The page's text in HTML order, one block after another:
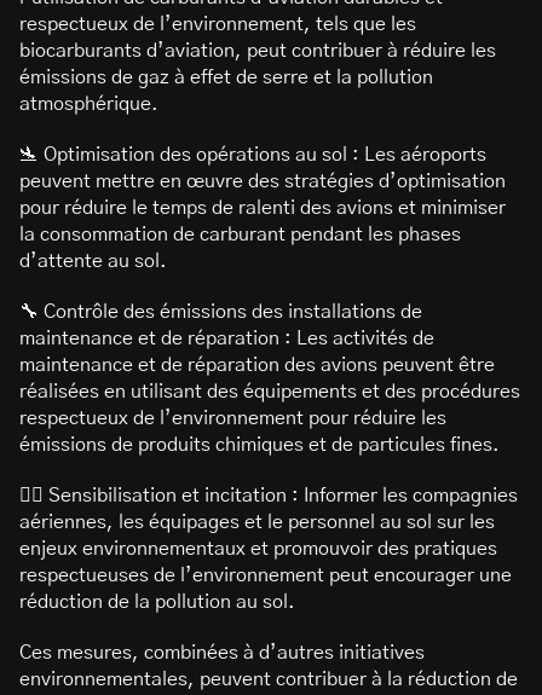
respectueux de l’environnement, tels que les
biocarburants d’aviation, peut contribuer à réduire les
émissions de gaz à effet de serre et la pollution
atmosphérique.
🛬 Optimisation des opérations au sol : Les aéroports
peuvent mettre en œuvre des stratégies d’optimisation
pour réduire le temps de ralenti des avions et minimiser
la consommation de carburant pendant les phases
d’attente au sol.
🔧 Contrôle des émissions des installations de
maintenance et de réparation : Les activités de
maintenance et de réparation des avions peuvent être
réalisées en utilisant des équipements et des procédures
respectueux de l’environnement pour réduire les
émissions de produits chimiques et de particules fines.
👩‍✈️ Sensibilisation et incitation : Informer les compagnies
aériennes, les équipages et le personnel au sol sur les
enjeux environnementaux et promouvoir des pratiques
respectueuses de l’environnement peut encourager une
réduction de la pollution au sol.
Ces mesures, combinées à d’autres initiatives
environnementales, peuvent contribuer à la réduction de